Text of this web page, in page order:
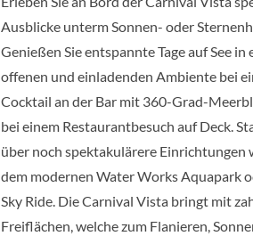
Ausblicke unterm Sonnen- oder
Genießen Sie entspannte Tage auf See in
offenen und einladenden Ambiente bei
Cocktail an der Bar mit 360-Grad-
bei einem Restaurantbesuch auf Deck.
über noch spektakulärere Einrichtungen
dem modernen Water Works Aquapark
Sky Ride. Die Carnival Vista bringt mit
Freiflächen, welche zum Flanieren,